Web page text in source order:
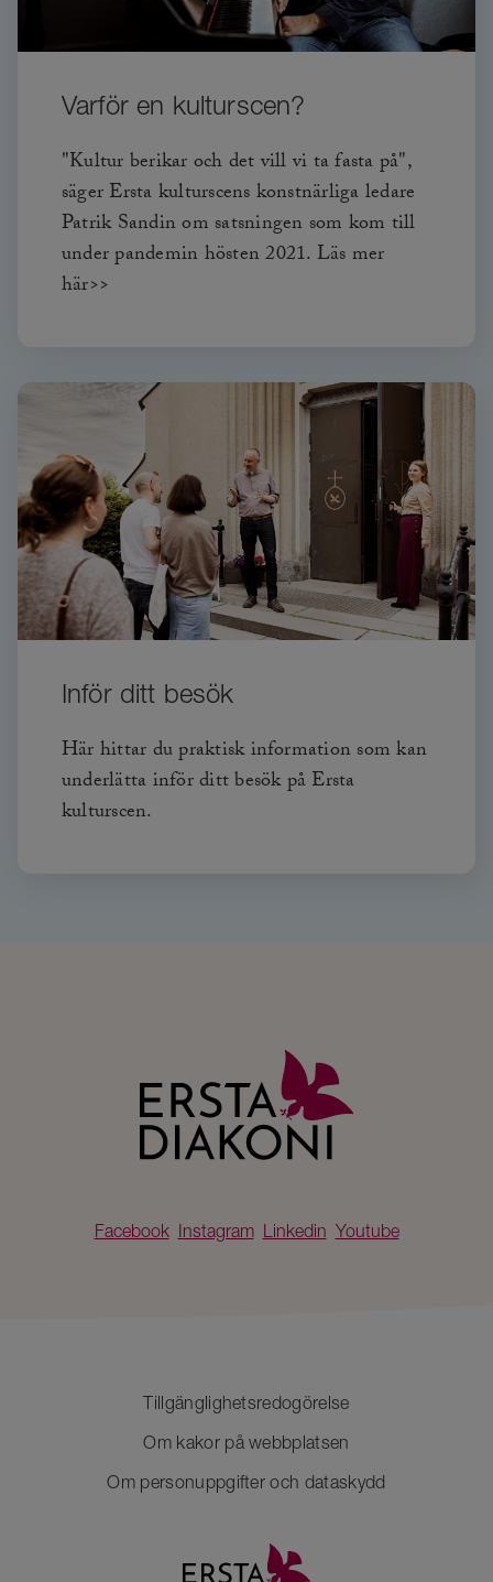
Varför en kulturscen?
"Kultur berikar och det vill vi ta fasta på",
säger Ersta kulturscens konstnärliga ledare
Patrik Sandin om satsningen som kom till
under pandemin hösten 2021. Läs mer
här>>
Inför ditt besök
Här hittar du praktisk information som kan
underlätta inför ditt besök på Ersta
kulturscen.
Facebook Instagram Linkedin Youtube
Tillgänglighetsredogörelse
Om kakor på webbplatsen
Om personuppgifter och dataskydd